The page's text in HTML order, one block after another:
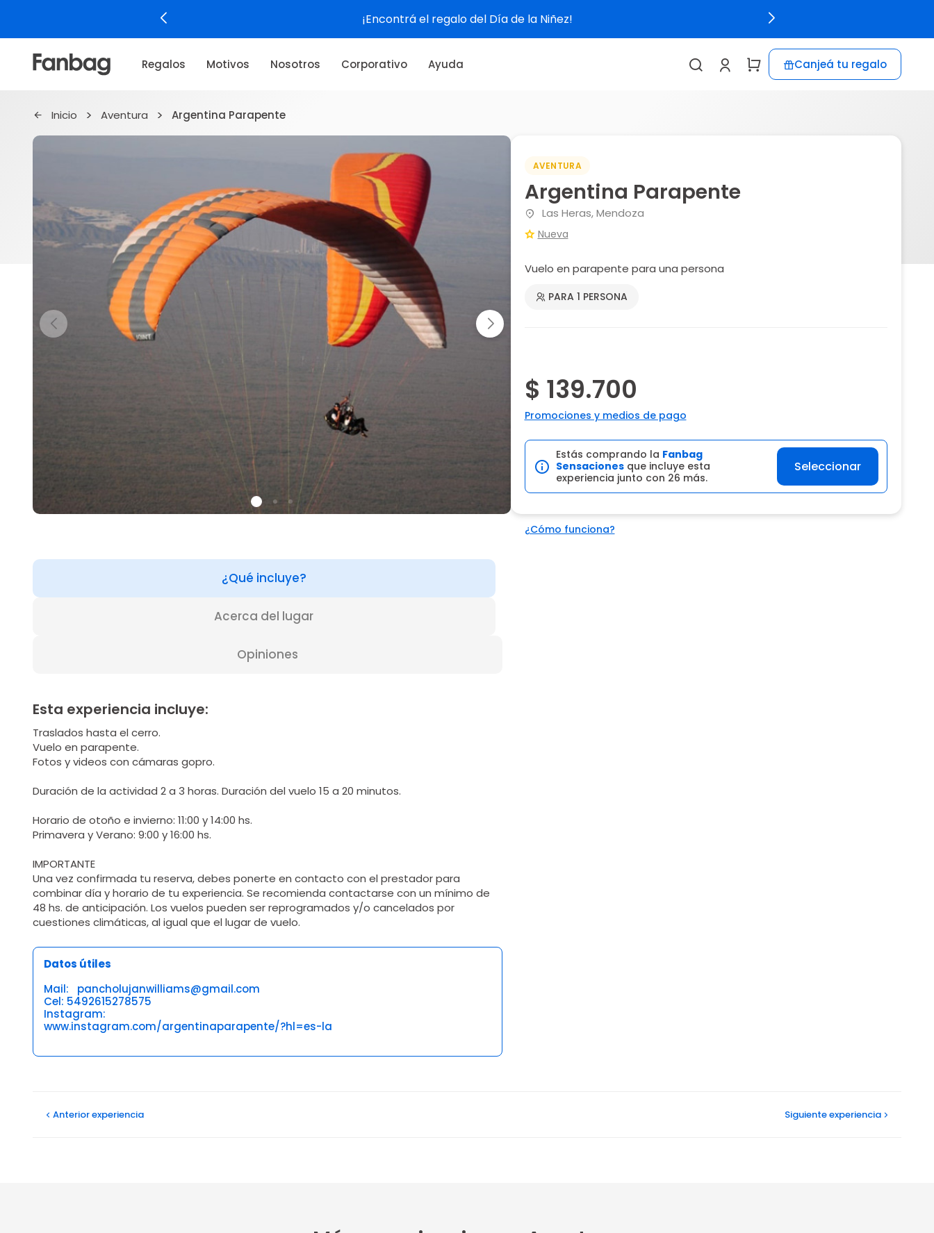
¡Encontrá el regalo del Día de la Niñez!
Regalos Motivos Nosotros Corporativo Ayuda Canjeá tu regalo
Inicio Aventura Argentina Parapente
AVENTURA
Argentina Parapente
Las Heras, Mendoza
Nueva
Vuelo en parapente para una persona
PARA 1 PERSONA
$ 139.700
Promociones y medios de pago
Estás comprando la Fanbag
Sensacionesque incluye esta
experiencia junto con 26 más.
Seleccionar
¿Cómo funciona?
¿Qué incluye?
Acerca del lugar
Opiniones
Esta experiencia incluye:
Traslados hasta el cerro.
Vuelo en parapente.
Fotos y videos con cámaras gopro.
Duración de la actividad 2 a 3 horas. Duración del vuelo 15 a 20 minutos.
Horario de otoño e invierno: 11:00 y 14:00 hs.
Primavera y Verano: 9:00 y 16:00 hs.
IMPORTANTE
Una vez confirmada tu reserva, debes ponerte en contacto con el prestador para
combinar día y horario de tu experiencia. Se recomienda contactarse con un mínimo de
48 hs. de anticipación. Los vuelos pueden ser reprogramados y/o cancelados por
cuestiones climáticas, al igual que el lugar de vuelo.
Datos útiles
Mail: pancholujanwilliams@gmail.com
Cel: 5492615278575
Instagram:
www.instagram.com/argentinaparapente/?hl=es-la
Anteriorexperiencia Siguienteexperiencia